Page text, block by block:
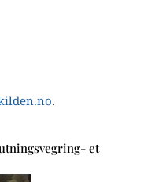
.
et